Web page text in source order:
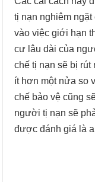
tị nạn nghiêm
vào việc giới hạn
cư lâu dài của
chế tị nạn sẽ bị rút
ít hơn một nửa so
chế bảo vệ cũng
người tị nạn sẽ
được đánh giá là